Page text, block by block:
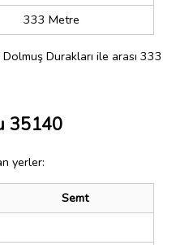
333 Metre
Dolmuş Durakları ile arası 333
35140
yerler:
Semt